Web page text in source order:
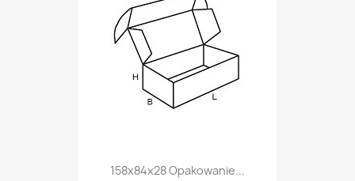
158x84x28 Opakowanie...